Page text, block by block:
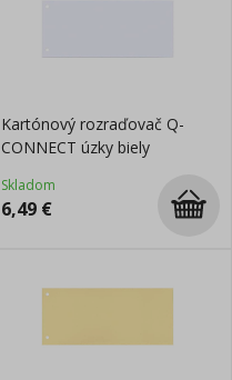
Kartónový rozraďovač Q-
CONNECT úzky biely
Skladom
6,49 €